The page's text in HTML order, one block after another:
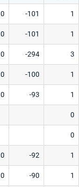
0 -101 1
0 -101 1
0 -294 3
0 -100 1
0 -93 1
0
0
0 -92 1
0 -90 1